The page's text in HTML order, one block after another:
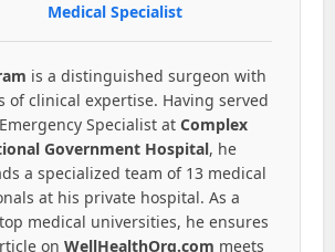
Medical Specialist
is a distinguished surgeon with
of clinical expertise. Having served
Specialist at Complex
Government Hospital, he
a specialized team of 13 medical
at his private hospital. As a
medical universities, he ensures
on WellHealthOrg.com meets